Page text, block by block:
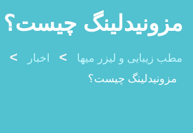
مزونیدلینگ چیست؟
مطب زیبایی و لیزر میها > اخبار >
مزونیدلینگ چیست؟